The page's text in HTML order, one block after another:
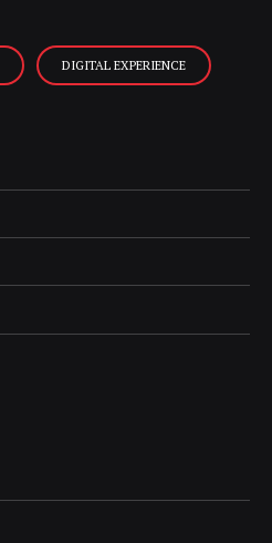
DIGITAL EXPERIENCE